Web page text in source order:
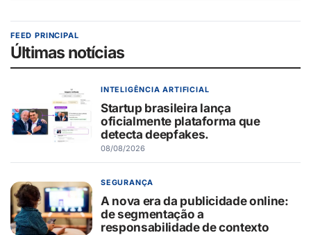
FEED PRINCIPAL
Últimas notícias
INTELIGÊNCIA ARTIFICIAL
Startup brasileira lança
oficialmente plataforma que
detecta deepfakes.
08/08/2026
SEGURANÇA
A nova era da publicidade online:
de segmentação a
responsabilidade de contexto